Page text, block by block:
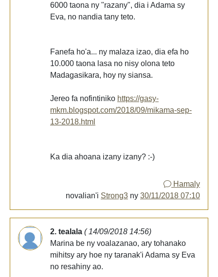
6000 taona ny "razany", dia i Adama sy
Eva, no nandia tany teto.
Fanefa ho'a... ny malaza izao, dia efa ho
10.000 taona lasa no nisy olona teto
Madagasikara, hoy ny siansa.
Jereo fa nofintiniko https://gasy-
mkm.blogspot.com/2018/09/mikama-sep-
13-2018.html
Ka dia ahoana izany izany? :-)
Hamaly
novalian'i Strong3 ny 30/11/2018 07:10
2. tealala ( 14/09/2018 14:56)
Marina be ny voalazanao, ary tohanako
mihitsy ary hoe ny taranak'i Adama sy Eva
no resahiny ao.